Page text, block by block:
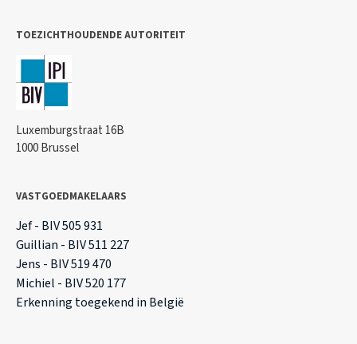
TOEZICHTHOUDENDE AUTORITEIT
Luxemburgstraat 16B
1000 Brussel
VASTGOEDMAKELAARS
Jef - BIV 505 931
Guillian - BIV 511 227
Jens - BIV 519 470
Michiel - BIV 520 177
Erkenning toegekend in België